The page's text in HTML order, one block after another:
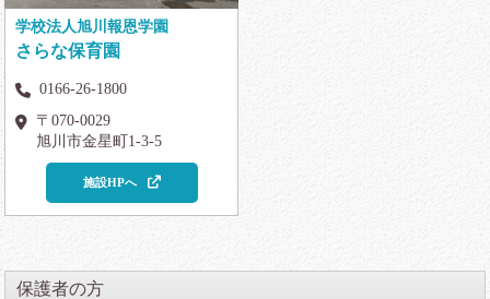
学校法人旭川報恩学園
さらな保育園
0166-26-1800
〒070-0029
旭川市金星町1-3-5
施設HPへ
保護者の方